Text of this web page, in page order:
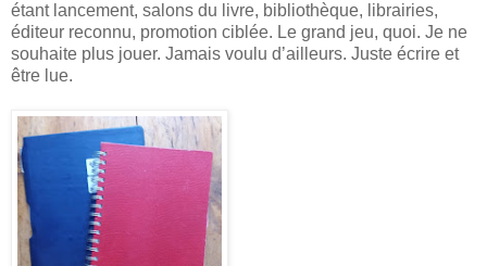
étant lancement, salons du livre, bibliothèque, librairies,
éditeur reconnu, promotion ciblée. Le grand jeu, quoi. Je ne
souhaite plus jouer. Jamais voulu d’ailleurs. Juste écrire et
être lue.